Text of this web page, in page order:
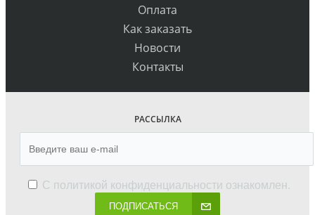
Оплата
Как заказать
Новости
Контакты
РАССЫЛКА
С политикой конфиденциальности ознакомлен.
ПОДПИСАТЬСЯ